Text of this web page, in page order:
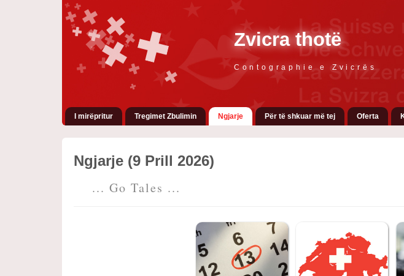
Zvicra thotë
Contographie e Zvicrës
I mirëpritur Tregimet Zbulimin Ngjarje Për të shkuar më tej Oferta
Ngjarje (9 Prill 2026)
... Go Tales ...